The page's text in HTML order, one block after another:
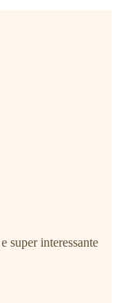
super interessante